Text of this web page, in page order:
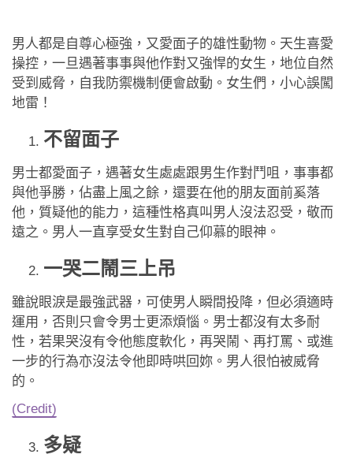
約會技巧
應用程式
聯絡我們
男人都是自尊心極強，又愛面子的雄性動物。天生喜愛
操控，一旦遇著事事與他作對又強悍的女生，地位自然
受到威脅，自我防禦機制便會啟動。女生們，小心誤闖
地雷！
不留面子
男士都愛面子，遇著女生處處跟男生作對鬥咀，事事都
與他爭勝，佔盡上風之餘，還要在他的朋友面前奚落
他，質疑他的能力，這種性格真叫男人沒法忍受，敬而
遠之。男人一直享受女生對自己仰慕的眼神。
一哭二鬧三上吊
雖說眼淚是最強武器，可使男人瞬間投降，但必須適時
運用，否則只會令男士更添煩惱。男士都沒有太多耐
性，若果哭沒有令他態度軟化，再哭鬧、再打罵、或進
一步的行為亦沒法令他即時哄回妳。男人很怕被威脅
的。
(Credit)
多疑